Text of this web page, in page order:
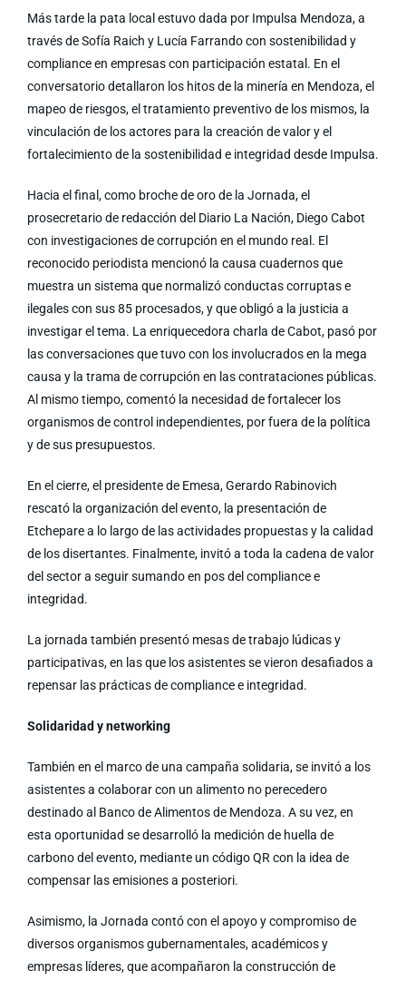
Más tarde la pata local estuvo dada por Impulsa Mendoza, a
través de Sofía Raich y Lucía Farrando con sostenibilidad y
compliance en empresas con participación estatal. En el
conversatorio detallaron los hitos de la minería en Mendoza, el
mapeo de riesgos, el tratamiento preventivo de los mismos, la
vinculación de los actores para la creación de valor y el
fortalecimiento de la sostenibilidad e integridad desde Impulsa.
Hacia el final, como broche de oro de la Jornada, el
prosecretario de redacción del Diario La Nación, Diego Cabot
con investigaciones de corrupción en el mundo real. El
reconocido periodista mencionó la causa cuadernos que
muestra un sistema que normalizó conductas corruptas e
ilegales con sus 85 procesados, y que obligó a la justicia a
investigar el tema. La enriquecedora charla de Cabot, pasó por
las conversaciones que tuvo con los involucrados en la mega
causa y la trama de corrupción en las contrataciones públicas.
Al mismo tiempo, comentó la necesidad de fortalecer los
organismos de control independientes, por fuera de la política
y de sus presupuestos.
En el cierre, el presidente de Emesa, Gerardo Rabinovich
rescató la organización del evento, la presentación de
Etchepare a lo largo de las actividades propuestas y la calidad
de los disertantes. Finalmente, invitó a toda la cadena de valor
del sector a seguir sumando en pos del compliance e
integridad.
La jornada también presentó mesas de trabajo lúdicas y
participativas, en las que los asistentes se vieron desafiados a
repensar las prácticas de compliance e integridad.
Solidaridad y networking
También en el marco de una campaña solidaria, se invitó a los
asistentes a colaborar con un alimento no perecedero
destinado al Banco de Alimentos de Mendoza. A su vez, en
esta oportunidad se desarrolló la medición de huella de
carbono del evento, mediante un código QR con la idea de
compensar las emisiones a posteriori.
Asimismo, la Jornada contó con el apoyo y compromiso de
diversos organismos gubernamentales, académicos y
empresas líderes, que acompañaron la construcción de